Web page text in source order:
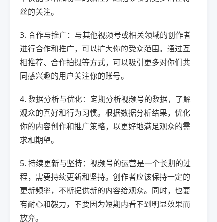
丝的关注。
3. 合作与推广：与其他视频号或相关领域的创作者
进行合作和推广，可以扩大你的受众范围。通过互
相推荐、合作拍摄等方式，可以吸引更多对你们共
同感兴趣的用户关注你的账号。
4. 数据分析与优化：定期分析视频号的数据，了解
观众的喜好和行为习惯。根据数据分析结果，优化
你的内容创作和推广策略，以更好地满足观众的需
求和期望。
5. 持续更新与坚持：视频号的运营是一个长期的过
程，需要持续更新和坚持。创作者应该保持一定的
更新频率，不断提供新的内容给观众。同时，也要
有耐心和毅力，不要因为短期内看不到明显效果而
放弃。